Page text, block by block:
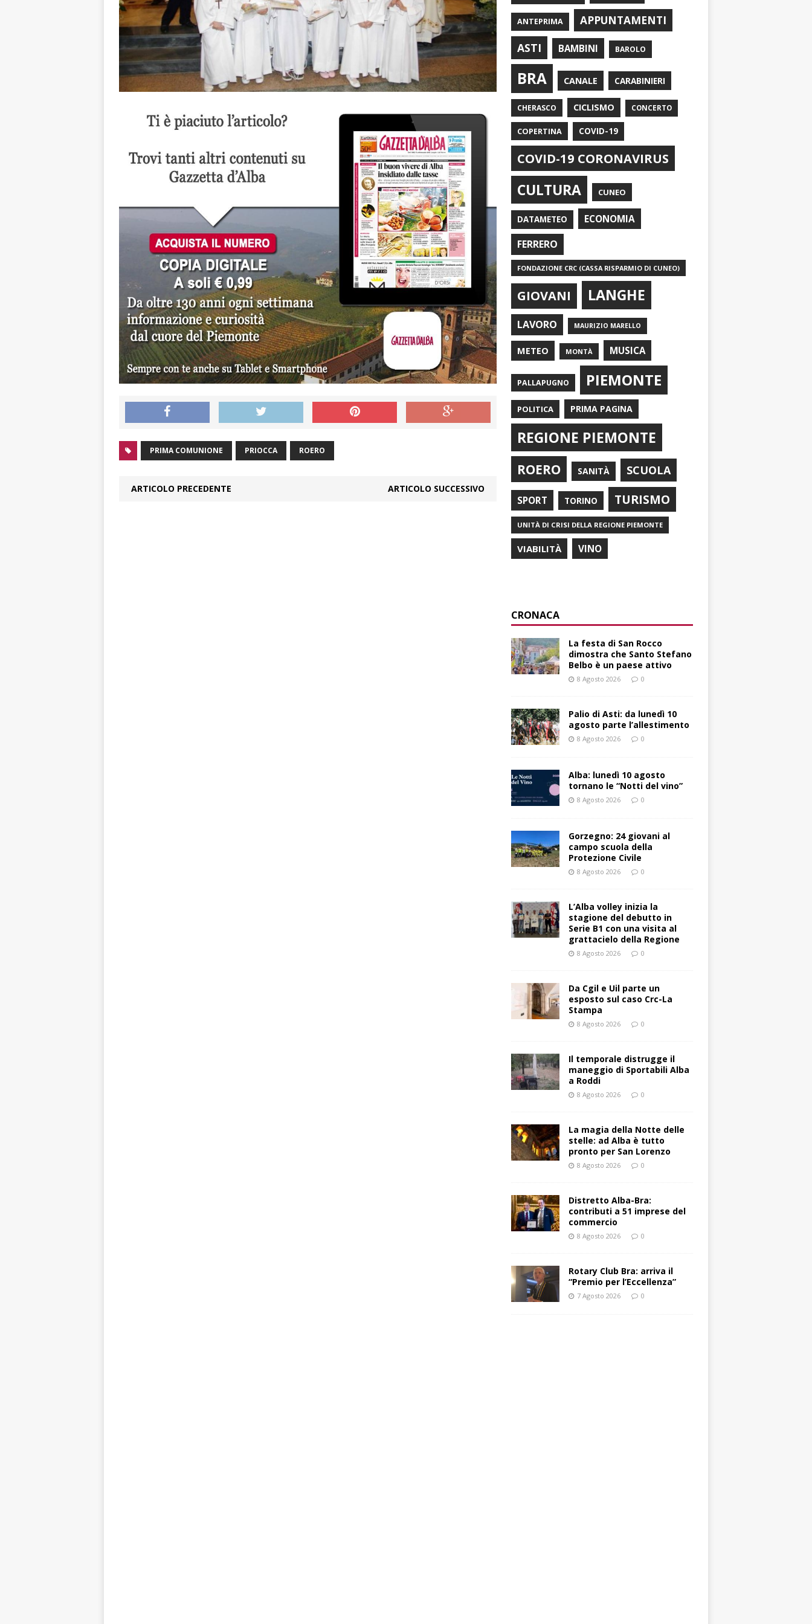
PRIMA COMUNIONE PRIOCCA ROERO
ARTICOLO PRECEDENTE ARTICOLO SUCCESSIVO
ANTEPRIMA
APPUNTAMENTI
ASTI
BAMBINI BAROLO
BRA CANALE CARABINIERI
CHERASCO CICLISMO CONCERTO
COPERTINA COVID-19
COVID-19 CORONAVIRUS
CULTURA CUNEO
DATAMETEO ECONOMIA
FERRERO
FONDAZIONE CRC (CASSA RISPARMIO DI CUNEO)
GIOVANI LANGHE
LAVORO MAURIZIO MARELLO
METEO MONTÀ MUSICA
PALLAPUGNO PIEMONTE
POLITICA PRIMA PAGINA
REGIONE PIEMONTE
ROERO SANITÀ SCUOLA
SPORT TORINO TURISMO
UNITÀ DI CRISI DELLA REGIONE PIEMONTE
VIABILITÀ VINO
CRONACA
La festa di San Rocco
dimostra che Santo Stefano
Belbo è un paese attivo
8 Agosto 2026 0
Palio di Asti: da lunedì 10
agosto parte l’allestimento
8 Agosto 2026 0
Alba: lunedì 10 agosto
tornano le “Notti del vino”
8 Agosto 2026 0
Gorzegno: 24 giovani al
campo scuola della
Protezione Civile
8 Agosto 2026 0
L’Alba volley inizia la
stagione del debutto in
Serie B1 con una visita al
grattacielo della Regione
8 Agosto 2026 0
Da Cgil e Uil parte un
esposto sul caso Crc-La
Stampa
8 Agosto 2026 0
Il temporale distrugge il
maneggio di Sportabili Alba
a Roddi
8 Agosto 2026 0
La magia della Notte delle
stelle: ad Alba è tutto
pronto per San Lorenzo
8 Agosto 2026 0
Distretto Alba-Bra:
contributi a 51 imprese del
commercio
8 Agosto 2026 0
Rotary Club Bra: arriva il
“Premio per l’Eccellenza”
7 Agosto 2026 0